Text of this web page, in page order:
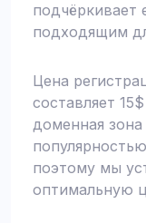
подчёркивает
подходящим
Цена
составляет
доменная
поэтому мы
оптимальную